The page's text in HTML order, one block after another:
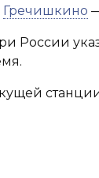
Гречишкино
России